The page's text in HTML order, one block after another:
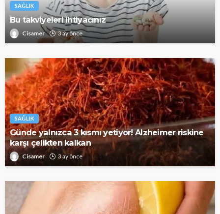
SAĞLIK
Bu takviyeleri ihtiyacınız
Cisamer 3 ay önce
SAĞLIK
Günde yalnızca 3 kısmı yetiyor! Alzheimer riskine
karşı çelikten kalkan
Cisamer 3 ay önce